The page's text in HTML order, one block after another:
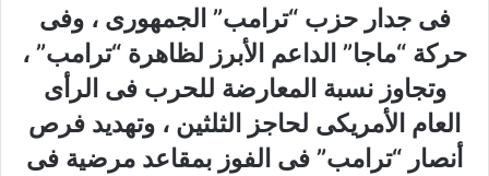
فى جدار حزب “ترامب” الجمهورى ، وفى
حركة “ماجا” الداعم الأبرز لظاهرة “ترامب” ،
وتجاوز نسبة المعارضة للحرب فى الرأى
العام الأمريكى لحاجز الثلثين ، وتهديد فرص
أنصار “ترامب” فى الفوز بمقاعد مرضية فى